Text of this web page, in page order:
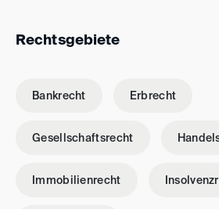
Rechtsgebiete
Bankrecht Erbrecht
Gesellschaftsrecht
Immobilienrecht